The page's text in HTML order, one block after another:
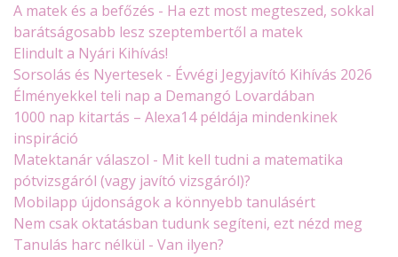
A matek és a befőzés - Ha ezt most megteszed, sokkal
barátságosabb lesz szeptembertől a matek
Elindult a Nyári Kihívás!
Sorsolás és Nyertesek - Évvégi Jegyjavító Kihívás 2026
Élményekkel teli nap a Demangó Lovardában
1000 nap kitartás – Alexa14 példája mindenkinek
inspiráció
Matektanár válaszol - Mit kell tudni a matematika
pótvizsgáról (vagy javító vizsgáról)?
Mobilapp újdonságok a könnyebb tanulásért
Nem csak oktatásban tudunk segíteni, ezt nézd meg
Tanulás harc nélkül - Van ilyen?